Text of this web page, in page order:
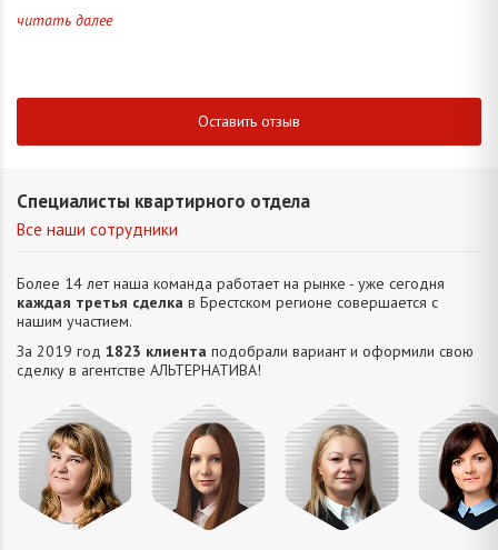
читать далее
Оставить отзыв
Специалисты квартирного отдела
Все наши сотрудники
Более 14 лет наша команда работает на рынке - уже сегодня
каждая третья сделка в Брестском регионе совершается с
нашим участием.
За 2019 год 1823 клиента подобрали вариант и оформили свою
сделку в агентстве АЛЬТЕРНАТИВA!